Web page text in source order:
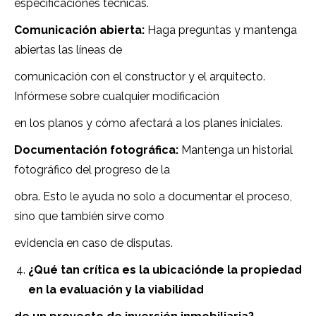
especificaciones técnicas.
Comunicación abierta: Haga preguntas y mantenga
abiertas las líneas de
comunicación con el constructor y el arquitecto.
Infórmese sobre cualquier modificación
en los planos y cómo afectará a los planes iniciales.
Documentación fotográfica: Mantenga un historial
fotográfico del progreso de la
obra. Esto le ayuda no solo a documentar el proceso,
sino que también sirve como
evidencia en caso de disputas.
¿Qué tan crítica es la ubicaciónde la propiedad
en la evaluación y la viabilidad